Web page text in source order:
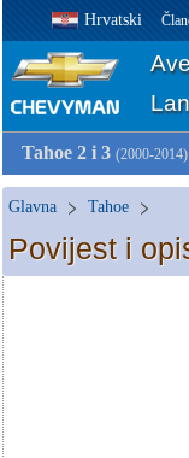
Hrvatski
Tahoe 2 i 3 (2000-2014)
Glavna Tahoe
Povijest i